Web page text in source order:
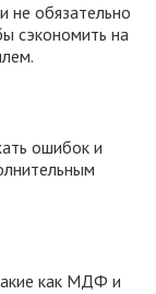
не обязательно
сэкономить на
ошибок и
как МДФ и